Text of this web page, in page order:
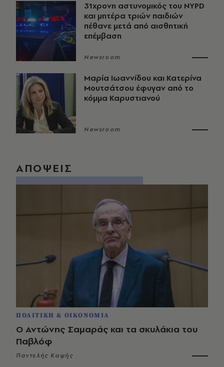
31χρονη αστυνομικός του NYPD
και μητέρα τριών παιδιών
πέθανε μετά από αισθητική
επέμβαση
Newsroom
Μαρία Ιωαννίδου και Κατερίνα
Μουτσάτσου έφυγαν από το
κόμμα Καρυστιανού
Newsroom
ΑΠΟΨΕΙΣ
ΠΟΛΙΤΙΚΗ & ΟΙΚΟΝΟΜΙΑ
Ο Αντώνης Σαμαράς και τα σκυλάκια του
Παβλόφ
Παντελής Καψής